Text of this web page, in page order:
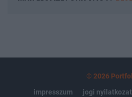
© 2026
impresszum
jogi nyilatkozat